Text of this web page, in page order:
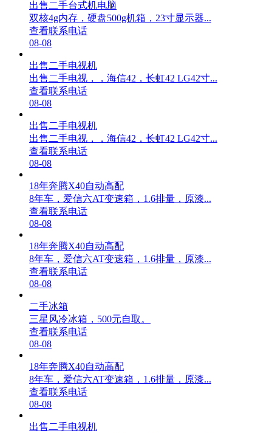
出售二手台式机电脑
双核4g内存，硬盘500g机箱，23寸显示器...
查看联系电话
08-08
出售二手电视机
出售二手电视，，海信42，长虹42 LG42寸...
查看联系电话
08-08
出售二手电视机
出售二手电视，，海信42，长虹42 LG42寸...
查看联系电话
08-08
18年奔腾X40自动高配
8年车，爱信六AT变速箱，1.6排量，原漆...
查看联系电话
08-08
18年奔腾X40自动高配
8年车，爱信六AT变速箱，1.6排量，原漆...
查看联系电话
08-08
二手冰箱
三星风冷冰箱，500元自取。
查看联系电话
08-08
18年奔腾X40自动高配
8年车，爱信六AT变速箱，1.6排量，原漆...
查看联系电话
08-08
出售二手电视机